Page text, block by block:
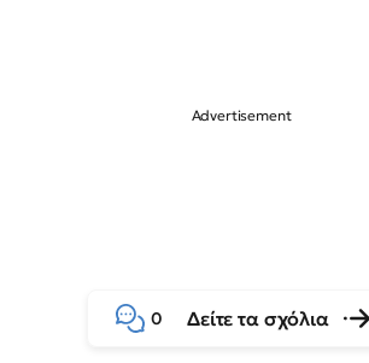
0 Δείτε τα σχόλια